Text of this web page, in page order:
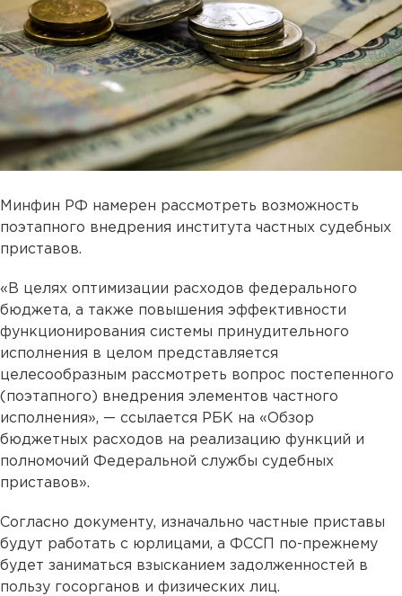
Минфин РФ намерен рассмотреть возможность
поэтапного внедрения института частных судебных
приставов.
«В целях оптимизации расходов федерального
бюджета, а также повышения эффективности
функционирования системы принудительного
исполнения в целом представляется
целесообразным рассмотреть вопрос постепенного
(поэтапного) внедрения элементов частного
исполнения», — ссылается РБК на «Обзор
бюджетных расходов на реализацию функций и
полномочий Федеральной службы судебных
приставов».
Согласно документу, изначально частные приставы
будут работать с юрлицами, а ФССП по-прежнему
будет заниматься взысканием задолженностей в
пользу госорганов и физических лиц.